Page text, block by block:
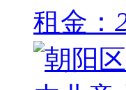
租金：